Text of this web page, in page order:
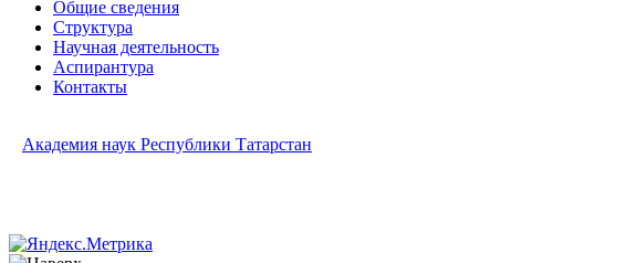
Общие сведения
Структура
Научная деятельность
Аспирантура
Контакты
Академия наук Республики Татарстан